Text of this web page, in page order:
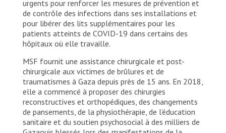
urgents pour renforcer les mesures de prévention et
de contrôle des infections dans ses installations et
pour libérer des lits supplémentaires pour les
patients atteints de COVID-19 dans certains des
hôpitaux où elle travaille.
MSF fournit une assistance chirurgicale et post-
chirurgicale aux victimes de brûlures et de
traumatismes à Gaza depuis près de 15 ans. En 2018,
elle a commencé à proposer des chirurgies
reconstructives et orthopédiques, des changements
de pansements, de la physiothérapie, de l’éducation
sanitaire et du soutien psychosocial à des milliers de